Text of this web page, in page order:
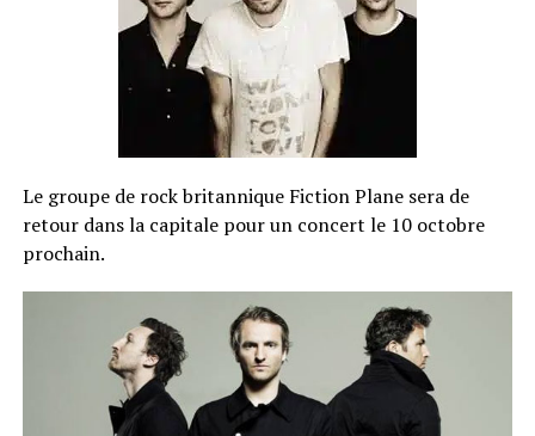
Le groupe de rock britannique Fiction Plane sera de
retour dans la capitale pour un concert le 10 octobre
prochain.